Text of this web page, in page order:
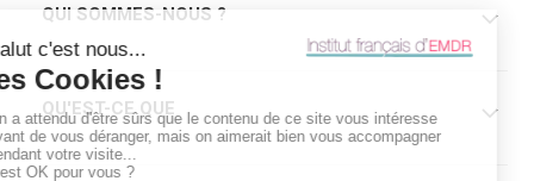
QUI SOMMES-NOUS ?
QU'EST-CE QUE